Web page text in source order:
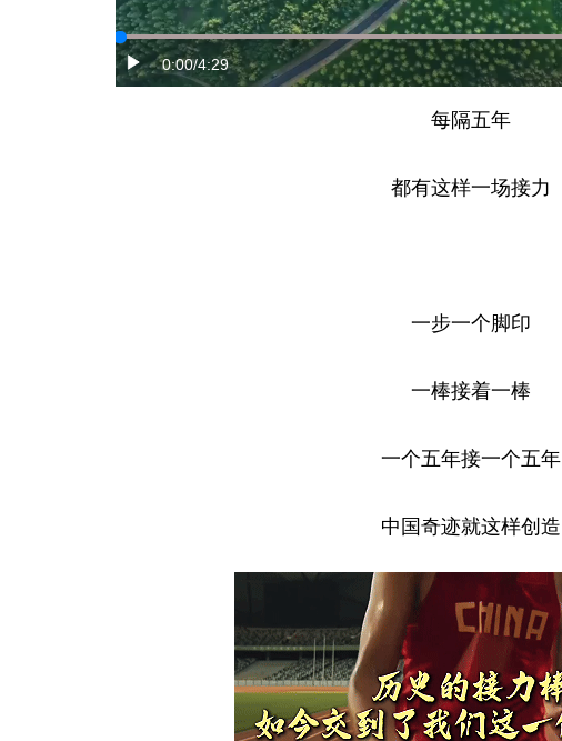
0:00/4:29
每隔五年
都有这样一场接力
一步一个脚印
一棒接着一棒
一个五年接一个五年
中国奇迹就这样创造